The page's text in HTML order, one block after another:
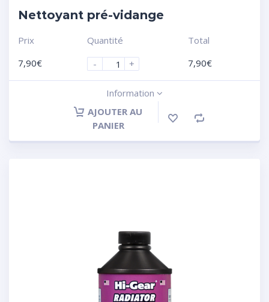
Nettoyant pré-vidange
Prix
7,90€
Quantité
-
+
Total
7,90€
Information
AJOUTER AU
PANIER